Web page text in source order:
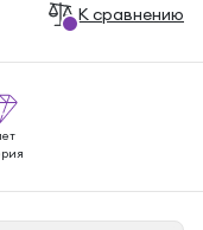
К сравнению